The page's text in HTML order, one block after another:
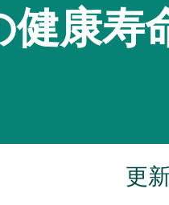
健康寿
更